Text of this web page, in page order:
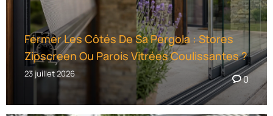
Fermer Les Côtés De Sa Pergola : Stores
Zipscreen Ou Parois Vitrées Coulissantes ?
23 juillet 2026 0